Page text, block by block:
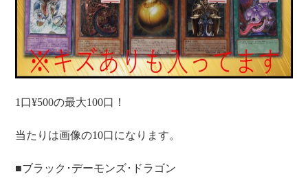
1口¥500の最大100口！
当たりは画像の10口になります。
■ブラック･デーモンズ･ドラゴン